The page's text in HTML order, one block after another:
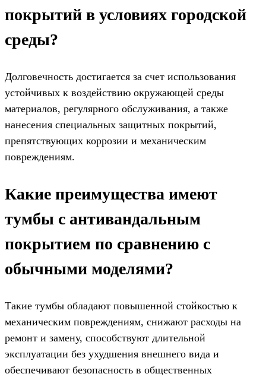
покрытий в условиях городской
среды?
Долговечность достигается за счет использования
устойчивых к воздействию окружающей среды
материалов, регулярного обслуживания, а также
нанесения специальных защитных покрытий,
препятствующих коррозии и механическим
повреждениям.
Какие преимущества имеют
тумбы с антивандальным
покрытием по сравнению с
обычными моделями?
Такие тумбы обладают повышенной стойкостью к
механическим повреждениям, снижают расходы на
ремонт и замену, способствуют длительной
эксплуатации без ухудшения внешнего вида и
обеспечивают безопасность в общественных